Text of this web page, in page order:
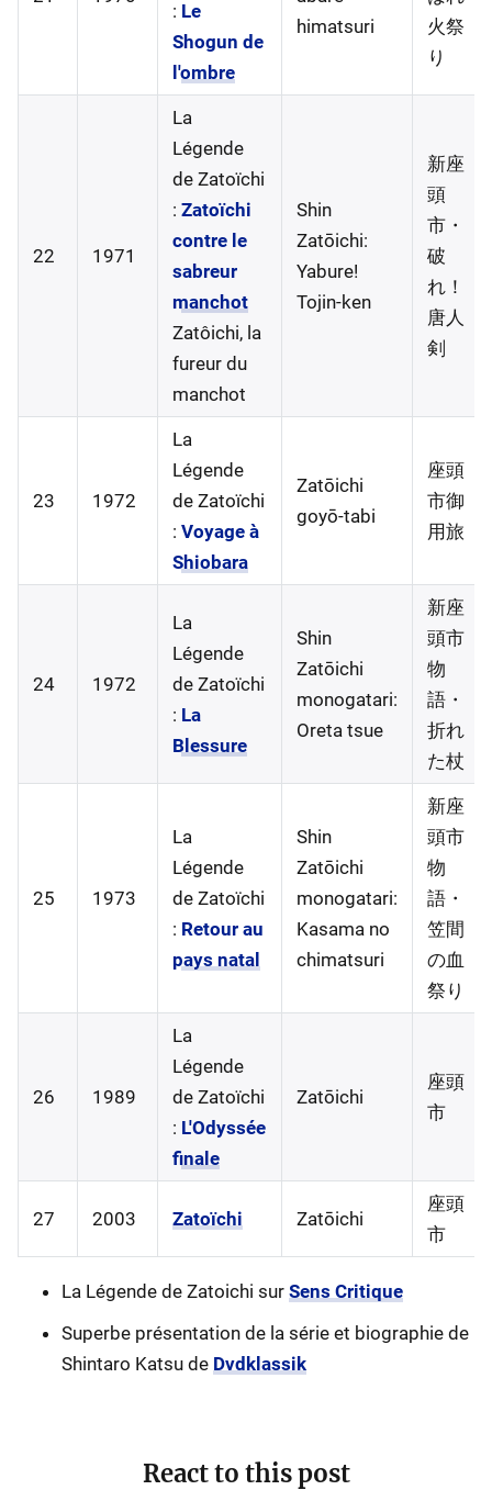
: Le
Shogun de
l'ombre
himatsuri
火祭
り
22 1971
La
Légende
de Zatoïchi
: Zatoïchi
contre le
sabreur
manchot
Zatôichi, la
fureur du
manchot
Shin
Zatōichi:
Yabure!
Tojin-ken
新座
頭
市・
破
れ！
唐人
剣
23 1972
La
Légende
de Zatoïchi
: Voyage à
Shiobara
Zatōichi
goyō-tabi
座頭
市御
用旅
24 1972
La
Légende
de Zatoïchi
: La
Blessure
Shin
Zatōichi
monogatari:
Oreta tsue
新座
頭市
物
語・
折れ
た杖
25 1973
La
Légende
de Zatoïchi
: Retour au
pays natal
Shin
Zatōichi
monogatari:
Kasama no
chimatsuri
新座
頭市
物
語・
笠間
の血
祭り
26 1989
La
Légende
de Zatoïchi
: L'Odyssée
finale
Zatōichi
座頭
市
27 2003 Zatoïchi Zatōichi
座頭
市
La Légende de Zatoichi sur Sens Critique
Superbe présentation de la série et biographie de
Shintaro Katsu de Dvdklassik
React to this post